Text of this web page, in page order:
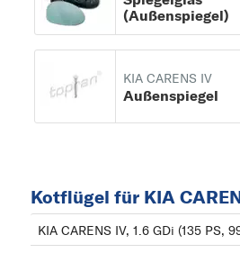
AUDI
B
BMW
D
DACIA
DAIHATSU
(Außenspiegel)
KIA CARENS IV
Außenspiegel
Kotflügel für KIA
KIA CARENS IV, 1.6 GDi (135 PS,